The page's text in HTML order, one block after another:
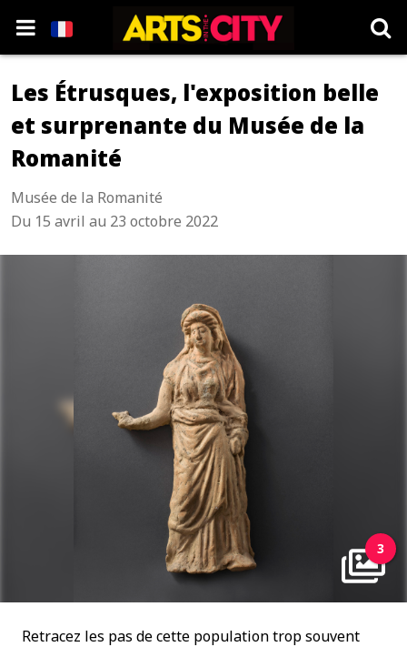
Les Étrusques, l'exposition belle
et surprenante du Musée de la
Romanité
Musée de la Romanité
Du 15 avril au 23 octobre 2022
3
Retracez les pas de cette population trop souvent